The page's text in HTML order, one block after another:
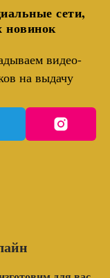
сети,
новинок
видео-
на выдачу